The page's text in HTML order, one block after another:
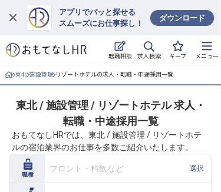
アプリでパッと探せる
スムーズにお仕事探し！
ダウンロード
転職相談 求人検索 キープ メニュー
ログイン
求人・施設を探す
就職・転職 合同説明会
おもてなしHRについて
ご利用の流れ
東北 施設管理 リゾートホテルの求人・転職・中途採用一覧
東北 / 施設管理 / リゾートホテル 求人・
転職・中途採用一覧
おもてなしHRでは、東北 / 施設管理 / リゾートホテ
ルの宿泊業界のお仕事を多数ご紹介いたします。
職種
フロント・料飲など 選択